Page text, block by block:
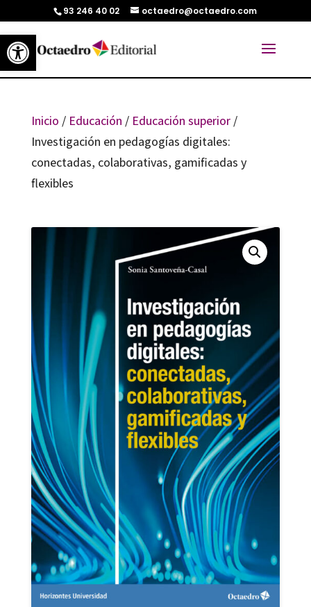
Abrir barra de herramientas
93 246 40 02 octaedro@octaedro.com
Inicio / Educación / Educación superior/
Investigación en pedagogías digitales:
conectadas, colaborativas, gamificadas y
flexibles